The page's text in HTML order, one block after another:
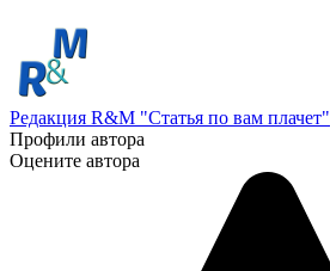
Редакция R&M "Статья по вам плачет"
Профили автора
Оцените автора